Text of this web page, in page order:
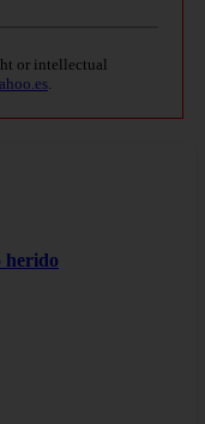
or intellectual
.
herido